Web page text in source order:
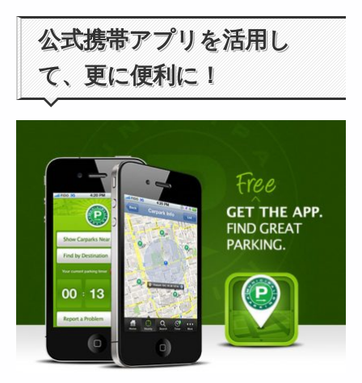
公式携帯アプリを活用し
て、更に便利に！